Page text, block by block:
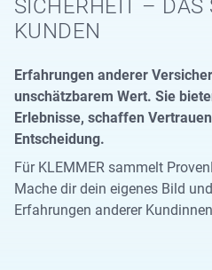
SICHERHEIT – DAS
KUNDEN
Erfahrungen anderer
unschätzbarem Wert. Sie
Erlebnisse, schaffen
Entscheidung.
Für KLEMMER sammelt
Mache dir dein eigenes Bild
Erfahrungen anderer